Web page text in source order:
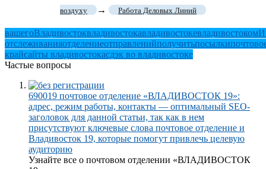
воздуху
→ Работа Деловых Линий
вашегоВладивостоквладивостокавладивостокевладивостоком
отслеживанияотделениеотправленийполучитьпосылки
крайсайты владивостокасдэк во владивостоке
Частые вопросы
690019 почтовое отделение «ВЛАДИВОСТОК 19»:
адрес, режим работы, контакты — оптимальный SEO-
заголовок для данной статьи, так как в нем
присутствуют ключевые слова почтовое отделение и
Владивосток 19, которые помогут привлечь целевую
аудиторию
Узнайте все о почтовом отделении «ВЛАДИВОСТОК